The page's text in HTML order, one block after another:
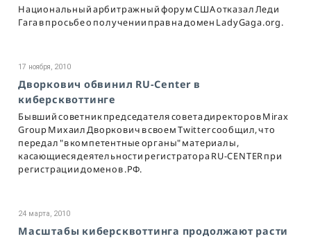
Национальный арбитражный форум США отказал Леди
Гага в просьбе о получении прав на домен LadyGaga.org.
17 ноября, 2010
Дворкович обвинил RU-Center в
киберсквоттинге
Бывший советник председателя совета директоров Mirax
Group Михаил Дворкович в своем Twitter сообщил, что
передал "в компетентные органы" материалы,
касающиеся деятельности регистратора RU-CENTER при
регистрации доменов .РФ.
24 марта, 2010
Масштабы киберсквоттинга продолжают расти